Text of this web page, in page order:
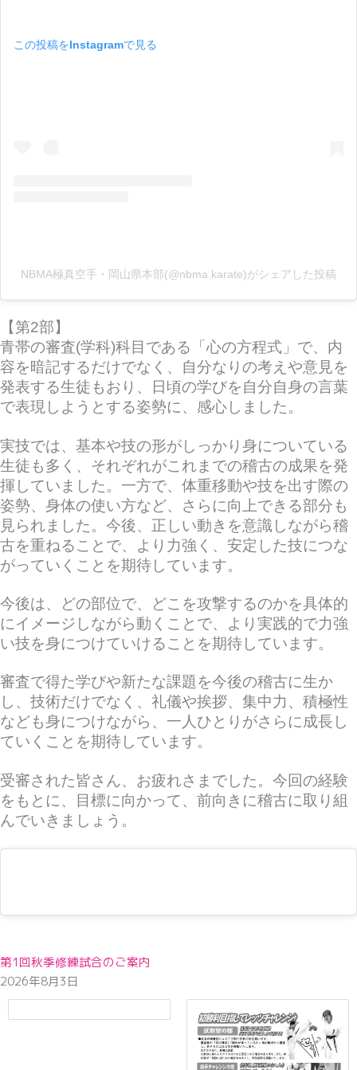
この投稿をInstagramで見る
NBMA極真空手・岡山県本部(@nbma.karate)がシェアした投稿
【第2部】
青帯の審査(学科)科目である「心の方程式」で、内
容を暗記するだけでなく、自分なりの考えや意見を
発表する生徒もおり、日頃の学びを自分自身の言葉
で表現しようとする姿勢に、感心しました。
実技では、基本や技の形がしっかり身についている
生徒も多く、それぞれがこれまでの稽古の成果を発
揮していました。一方で、体重移動や技を出す際の
姿勢、身体の使い方など、さらに向上できる部分も
見られました。今後、正しい動きを意識しながら稽
古を重ねることで、より力強く、安定した技につな
がっていくことを期待しています。
今後は、どの部位で、どこを攻撃するのかを具体的
にイメージしながら動くことで、より実践的で力強
い技を身につけていけることを期待しています。
審査で得た学びや新たな課題を今後の稽古に生か
し、技術だけでなく、礼儀や挨拶、集中力、積極性
なども身につけながら、一人ひとりがさらに成長し
ていくことを期待しています。
受審された皆さん、お疲れさまでした。今回の経験
をもとに、目標に向かって、前向きに稽古に取り組
んでいきましょう。
第1回秋季修練試合のご案内
2026年8月3日